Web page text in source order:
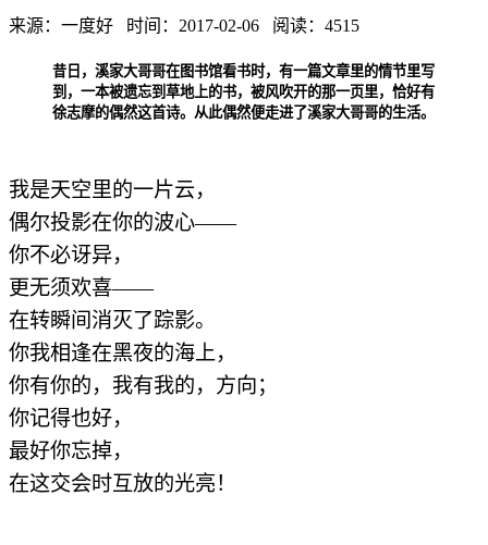
来源：一度好 时间：2017-02-06 阅读：4515
昔日，溪家大哥哥在图书馆看书时，有一篇文章里的情节里写
到，一本被遗忘到草地上的书，被风吹开的那一页里，恰好有
徐志摩的偶然这首诗。从此偶然便走进了溪家大哥哥的生活。
我是天空里的一片云，
偶尔投影在你的波心——
你不必讶异，
更无须欢喜——
在转瞬间消灭了踪影。
你我相逢在黑夜的海上，
你有你的，我有我的，方向；
你记得也好，
最好你忘掉，
在这交会时互放的光亮！